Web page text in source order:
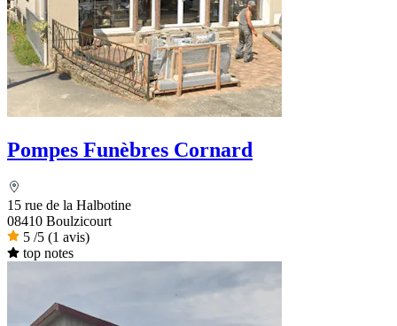
Pompes Funèbres Cornard
15 rue de la Halbotine
08410 Boulzicourt
5 /5 (1 avis)
top notes